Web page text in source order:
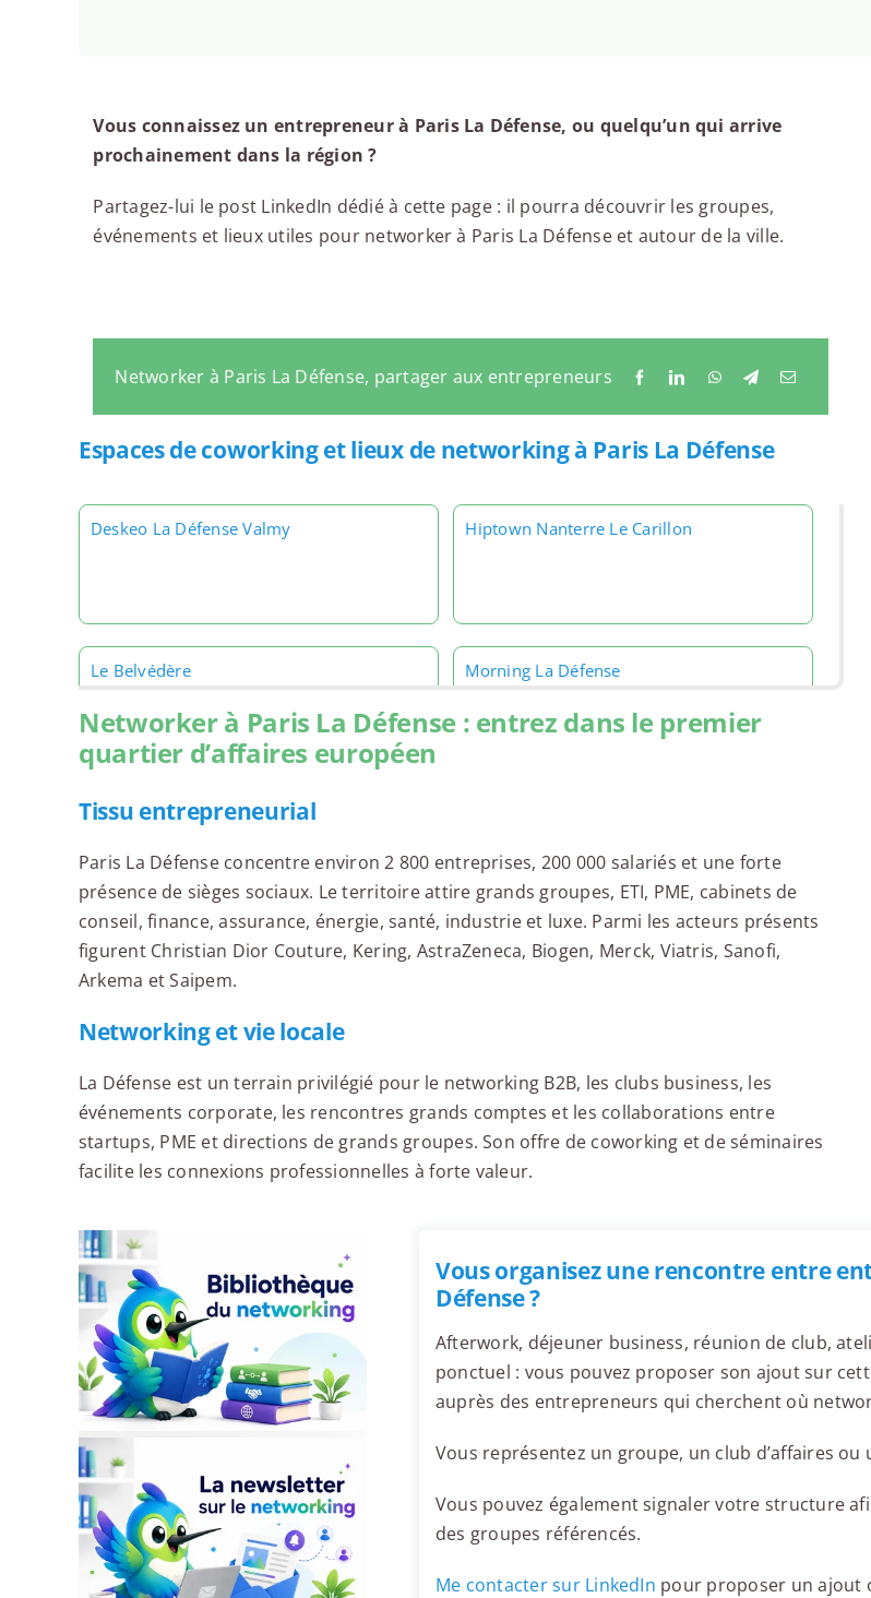
Vous connaissez un entrepreneur à Paris La Défense, ou quelqu’un qui arrive
prochainement dans la région ?
Partagez-lui le post LinkedIn dédié à cette page : il pourra découvrir les groupes,
événements et lieux utiles pour networker à Paris La Défense et autour de la ville.
Networker à Paris La Défense, partager aux entrepreneurs
Espaces de coworking et lieux de networking à Paris La Défense
Deskeo La Défense Valmy Hiptown Nanterre Le Carillon
Le Belvédère Morning La Défense
Plug & Play
Time Work Space Tour Ariane
Wellio Paris La Défense Wojo Cœur Défense
Wojo La Défense - Mercure Grande Arche
Wojo Paris - MGallery Nest La Défense Work & Share La Défense
Networker à Paris La Défense : entrez dans le premier
quartier d’affaires européen
Tissu entrepreneurial
Paris La Défense concentre environ 2 800 entreprises, 200 000 salariés et une forte
présence de sièges sociaux. Le territoire attire grands groupes, ETI, PME, cabinets de
conseil, finance, assurance, énergie, santé, industrie et luxe. Parmi les acteurs présents
figurent Christian Dior Couture, Kering, AstraZeneca, Biogen, Merck, Viatris, Sanofi,
Arkema et Saipem.
Networking et vie locale
La Défense est un terrain privilégié pour le networking B2B, les clubs business, les
événements corporate, les rencontres grands comptes et les collaborations entre
startups, PME et directions de grands groupes. Son offre de coworking et de séminaires
facilite les connexions professionnelles à forte valeur.
Vous organisez une rencontre entre
Défense ?
Afterwork, déjeuner business, réunion de club,
ponctuel : vous pouvez proposer son ajout sur
auprès des entrepreneurs qui cherchent où
Vous représentez un groupe, un club d’affaires
Vous pouvez également signaler votre structure
des groupes référencés.
Me contacter sur LinkedIn pour proposer un ajout